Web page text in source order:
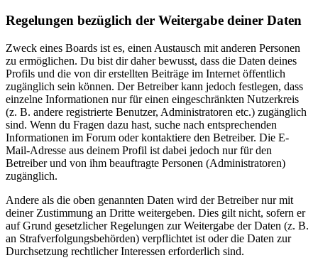
Regelungen bezüglich der Weitergabe deiner Daten
Zweck eines Boards ist es, einen Austausch mit anderen Personen
zu ermöglichen. Du bist dir daher bewusst, dass die Daten deines
Profils und die von dir erstellten Beiträge im Internet öffentlich
zugänglich sein können. Der Betreiber kann jedoch festlegen, dass
einzelne Informationen nur für einen eingeschränkten Nutzerkreis
(z. B. andere registrierte Benutzer, Administratoren etc.) zugänglich
sind. Wenn du Fragen dazu hast, suche nach entsprechenden
Informationen im Forum oder kontaktiere den Betreiber. Die E-
Mail-Adresse aus deinem Profil ist dabei jedoch nur für den
Betreiber und von ihm beauftragte Personen (Administratoren)
zugänglich.
Andere als die oben genannten Daten wird der Betreiber nur mit
deiner Zustimmung an Dritte weitergeben. Dies gilt nicht, sofern er
auf Grund gesetzlicher Regelungen zur Weitergabe der Daten (z. B.
an Strafverfolgungsbehörden) verpflichtet ist oder die Daten zur
Durchsetzung rechtlicher Interessen erforderlich sind.